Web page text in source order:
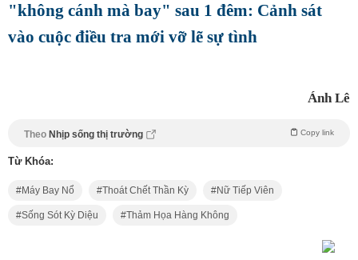
"không cánh mà bay" sau 1 đêm: Cảnh sát
vào cuộc điều tra mới vỡ lẽ sự tình
Ánh Lê
Theo Nhịp sống thị trường Copy link
Từ Khóa:
Máy Bay Nổ Thoát Chết Thần Kỳ Nữ Tiếp Viên
Sống Sót Kỳ Diệu Thảm Họa Hàng Không